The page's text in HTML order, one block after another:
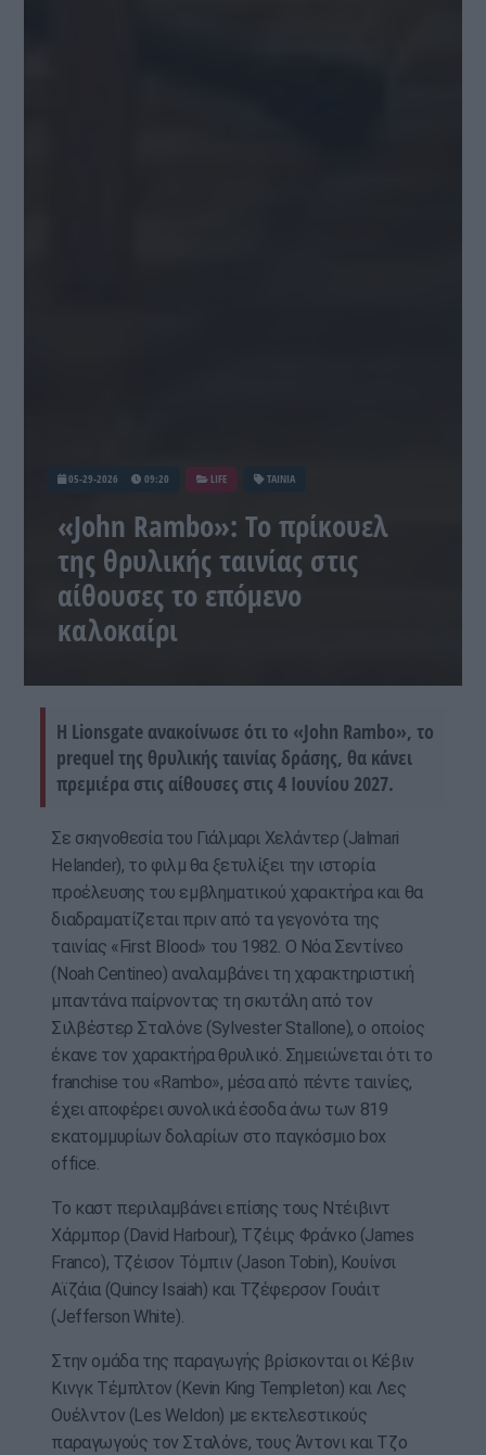
05-29-2026 09:20 LIFE ΤΑΙΝΙΑ
«John Rambo»: Το πρίκουελ
της θρυλικής ταινίας στις
αίθουσες το επόμενο
καλοκαίρι
Η Lionsgate ανακοίνωσε ότι το «John Rambo», το
prequel της θρυλικής ταινίας δράσης, θα κάνει
πρεμιέρα στις αίθουσες στις 4 Ιουνίου 2027.
Σε σκηνοθεσία του Γιάλμαρι Χελάντερ (Jalmari
Helander), το φιλμ θα ξετυλίξει την ιστορία
προέλευσης του εμβληματικού χαρακτήρα και θα
διαδραματίζεται πριν από τα γεγονότα της
ταινίας «First Blood» του 1982. Ο Νόα Σεντίνεο
(Noah Centineo) αναλαμβάνει τη χαρακτηριστική
μπαντάνα παίρνοντας τη σκυτάλη από τον
Σιλβέστερ Σταλόνε (Sylvester Stallone), ο οποίος
έκανε τον χαρακτήρα θρυλικό. Σημειώνεται ότι το
franchise του «Rambo», μέσα από πέντε ταινίες,
έχει αποφέρει συνολικά έσοδα άνω των 819
εκατομμυρίων δολαρίων στο παγκόσμιο box
office.
Το καστ περιλαμβάνει επίσης τους Ντέιβιντ
Χάρμπορ (David Harbour), Τζέιμς Φράνκο (James
Franco), Τζέισον Τόμπιν (Jason Tobin), Κουίνσι
Αϊζάια (Quincy Isaiah) και Τζέφερσον Γουάιτ
(Jefferson White).
Στην ομάδα της παραγωγής βρίσκονται οι Κέβιν
Κινγκ Τέμπλτον (Kevin King Templeton) και Λες
Ουέλντον (Les Weldon) με εκτελεστικούς
παραγωγούς τον Σταλόνε, τους Άντονι και Τζο